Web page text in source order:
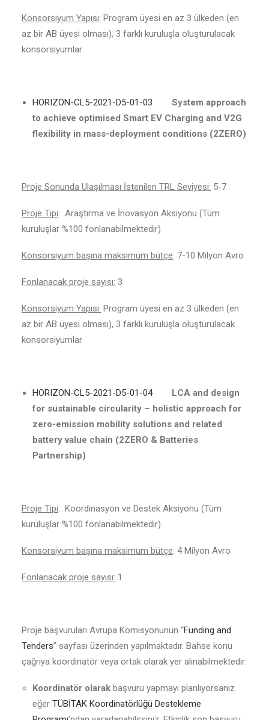
Konsorsiyum Yapısı: Program üyesi en az 3 ülkeden (en
az bir AB üyesi olması), 3 farklı kuruluşla oluşturulacak
konsorsiyumlar
HORIZON-CL5-2021-D5-01-03 System approach
to achieve optimised Smart EV Charging and V2G
flexibility in mass-deployment conditions (2ZERO)
Proje Sonunda Ulaşılması İstenilen TRL Seviyesi: 5-7
Proje Tipi: Araştırma ve İnovasyon Aksiyonu (Tüm
kuruluşlar %100 fonlanabilmektedir)
Konsorsiyum başına maksimum bütçe: 7-10 Milyon Avro
Fonlanacak proje sayısı: 3
Konsorsiyum Yapısı: Program üyesi en az 3 ülkeden (en
az bir AB üyesi olması), 3 farklı kuruluşla oluşturulacak
konsorsiyumlar
HORIZON-CL5-2021-D5-01-04LCA and design
for sustainable circularity – holistic approach for
zero-emission mobility solutions and related
battery value chain (2ZERO & Batteries
Partnership)
Proje Tipi: Koordinasyon ve Destek Aksiyonu (Tüm
kuruluşlar %100 fonlanabilmektedir).
Konsorsiyum başına maksimum bütçe: 4 Milyon Avro
Fonlanacak proje sayısı: 1
Proje başvuruları Avrupa Komisyonunun “Funding and
Tenders” sayfası üzerinden yapılmaktadır. Bahse konu
çağrıya koordinatör veya ortak olarak yer alınabilmektedir:
Koordinatör olarak başvuru yapmayı planlıyorsanız
eğer TÜBİTAK Koordinatörlüğü Destekleme